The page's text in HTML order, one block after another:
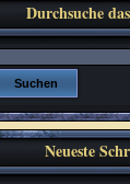
Durchsuche
Neueste